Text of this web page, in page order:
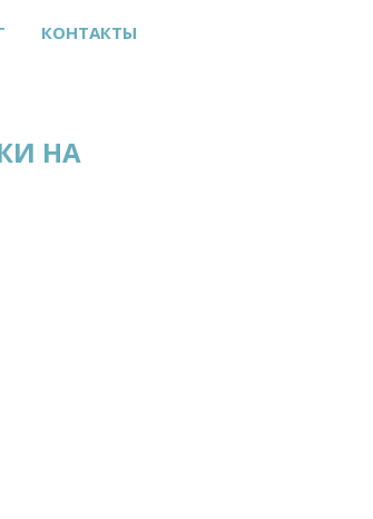
КОНТАКТЫ
НА